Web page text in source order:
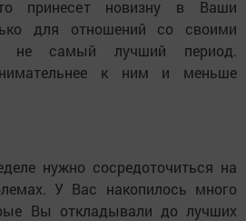
принесет новизну в Ваши
для отношений со своими
не самый лучший период.
к ним и меньше
нужно сосредоточиться на
У Вас накопилось много
Вы откладывали до лучших